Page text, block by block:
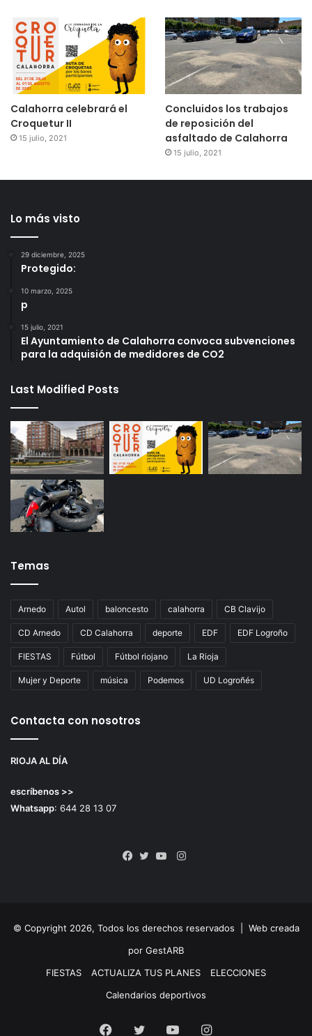
Calahorra celebrará el
Croquetur II
15 julio, 2021
Concluidos los trabajos
de reposición del
asfaltado de Calahorra
15 julio, 2021
Lo más visto
29 diciembre, 2025
Protegido:
10 marzo, 2025
p
15 julio, 2021
El Ayuntamiento de Calahorra convoca subvenciones
para la adquisión de medidores de CO2
Last Modified Posts
Temas
Arnedo Autol baloncesto calahorra CB Clavijo
CD Arnedo CD Calahorra deporte EDF EDF Logroño
FIESTAS Fútbol Fútbol riojano La Rioja
Mujer y Deporte música Podemos UD Logroñés
Contacta con nosotros
RIOJA AL DÍA
escríbenos >>
Whatsapp: 644 28 13 07
Instagram
© Copyright 2026, Todos los derechos reservados | Web creada
por GestARB
FIESTAS
ACTUALIZA TUS PLANES
ELECCIONES
Calendarios deportivos
Facebook
Twitter YouTubeInstagram